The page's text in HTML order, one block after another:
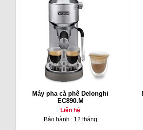
Máy pha cà phê Delonghi
EC890.M
Liên hệ
Bảo hành : 12 tháng